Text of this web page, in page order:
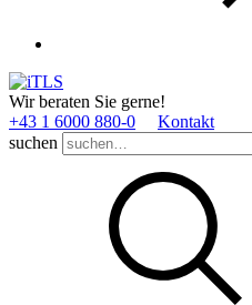
Wir beraten Sie gerne!
+43 1 6000 880­-0
Kontakt
suchen